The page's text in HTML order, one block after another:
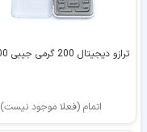
ترازو دیجیتال 200 گرمی جیبی MH-200
اتمام (فعلا موجود نیست)